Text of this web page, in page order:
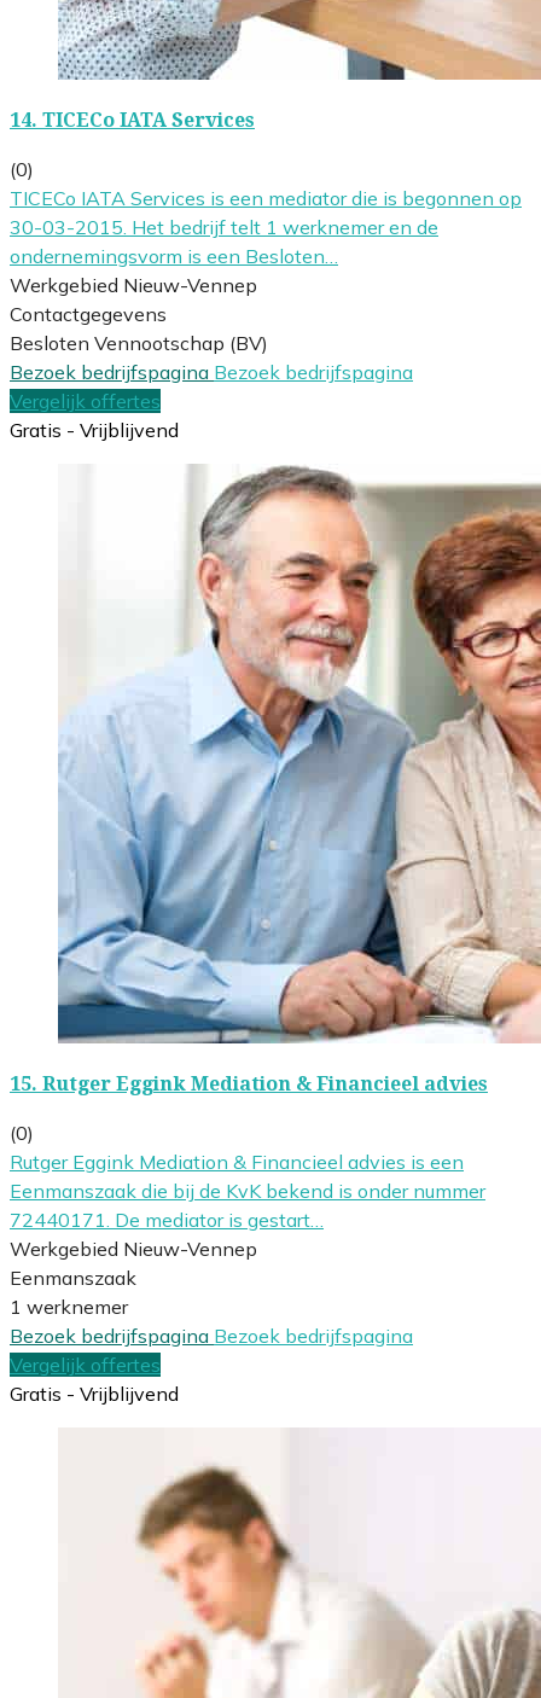
14. TICECo IATA Services
(0)
TICECo IATA Services is een mediator die is begonnen op
30-03-2015. Het bedrijf telt 1 werknemer en de
ondernemingsvorm is een Besloten…
Werkgebied Nieuw-Vennep
Contactgegevens
Besloten Vennootschap (BV)
Bezoek bedrijfspagina Bezoek bedrijfspagina
Vergelijk offertes
Gratis - Vrijblijvend
15. Rutger Eggink Mediation & Financieel advies
(0)
Rutger Eggink Mediation & Financieel advies is een
Eenmanszaak die bij de KvK bekend is onder nummer
72440171. De mediator is gestart…
Werkgebied Nieuw-Vennep
Eenmanszaak
1 werknemer
Bezoek bedrijfspagina Bezoek bedrijfspagina
Vergelijk offertes
Gratis - Vrijblijvend